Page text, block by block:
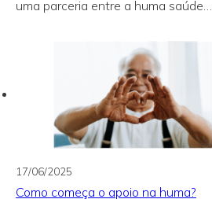
uma parceria entre a huma saúde…
17/06/2025
Como começa o apoio na huma?